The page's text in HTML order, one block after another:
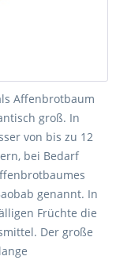
Affenbrotbaum
groß. In
von bis zu 12
bei Bedarf
genannt. In
Früchte die
Der große